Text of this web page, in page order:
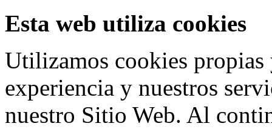
Esta web utiliza cookies
Utilizamos cookies propias
experiencia y nuestros
nuestro Sitio Web. Al